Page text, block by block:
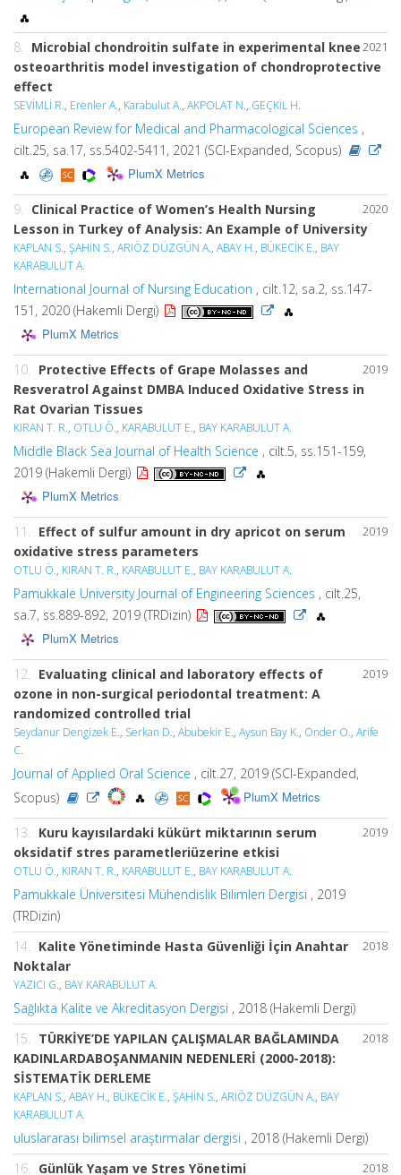
2021
8.
Microbial chondroitin sulfate in experimental knee
osteoarthritis model investigation of chondroprotective
effect
SEVİMLİ R., Erenler A., Karabulut A., AKPOLAT N., GEÇKİL H.
European Review for Medical and Pharmacological Sciences ,
cilt.25, sa.17, ss.5402-5411, 2021 (SCI-Expanded, Scopus)
PlumX Metrics
2020
9.
Clinical Practice of Women’s Health Nursing
Lesson in Turkey of Analysis: An Example of University
KAPLAN S., ŞAHİN S., ARIÖZ DÜZGÜN A., ABAY H., BÜKECİK E., BAY
KARABULUT A.
International Journal of Nursing Education , cilt.12, sa.2, ss.147-
151, 2020 (Hakemli Dergi)
PlumX Metrics
2019
10.
Protective Effects of Grape Molasses and
Resveratrol Against DMBA Induced Oxidative Stress in
Rat Ovarian Tissues
KIRAN T. R., OTLU Ö., KARABULUT E., BAY KARABULUT A.
Middle Black Sea Journal of Health Science , cilt.5, ss.151-159,
2019 (Hakemli Dergi)
PlumX Metrics
2019
11.
Effect of sulfur amount in dry apricot on serum
oxidative stress parameters
OTLU Ö., KIRAN T. R., KARABULUT E., BAY KARABULUT A.
Pamukkale University Journal of Engineering Sciences , cilt.25,
sa.7, ss.889-892, 2019 (TRDizin)
PlumX Metrics
2019
12.
Evaluating clinical and laboratory effects of
ozone in non-surgical periodontal treatment: A
randomized controlled trial
Seydanur Dengizek E., Serkan D., Abubekir E., Aysun Bay K., Onder O., Arife
C.
Journal of Applied Oral Science , cilt.27, 2019 (SCI-Expanded,
Scopus)
PlumX Metrics
2019
13.
Kuru kayısılardaki kükürt miktarının serum
oksidatif stres parametleriüzerine etkisi
OTLU Ö., KIRAN T. R., KARABULUT E., BAY KARABULUT A.
Pamukkale Üniversitesi Mühendislik Bilimleri Dergisi , 2019
(TRDizin)
2018
14.
Kalite Yönetiminde Hasta Güvenliği İçin Anahtar
Noktalar
YAZICI G., BAY KARABULUT A.
Sağlıkta Kalite ve Akreditasyon Dergisi , 2018 (Hakemli Dergi)
2018
15.
TÜRKİYE’DE YAPILAN ÇALIŞMALAR BAĞLAMINDA
KADINLARDABOŞANMANIN NEDENLERİ (2000-2018):
SİSTEMATİK DERLEME
KAPLAN S., ABAY H., BÜKECİK E., ŞAHİN S., ARIÖZ DÜZGÜN A., BAY
KARABULUT A.
uluslararası bilimsel araştırmalar dergisi , 2018 (Hakemli Dergi)
2018
16. Günlük Yaşam ve Stres Yönetimi